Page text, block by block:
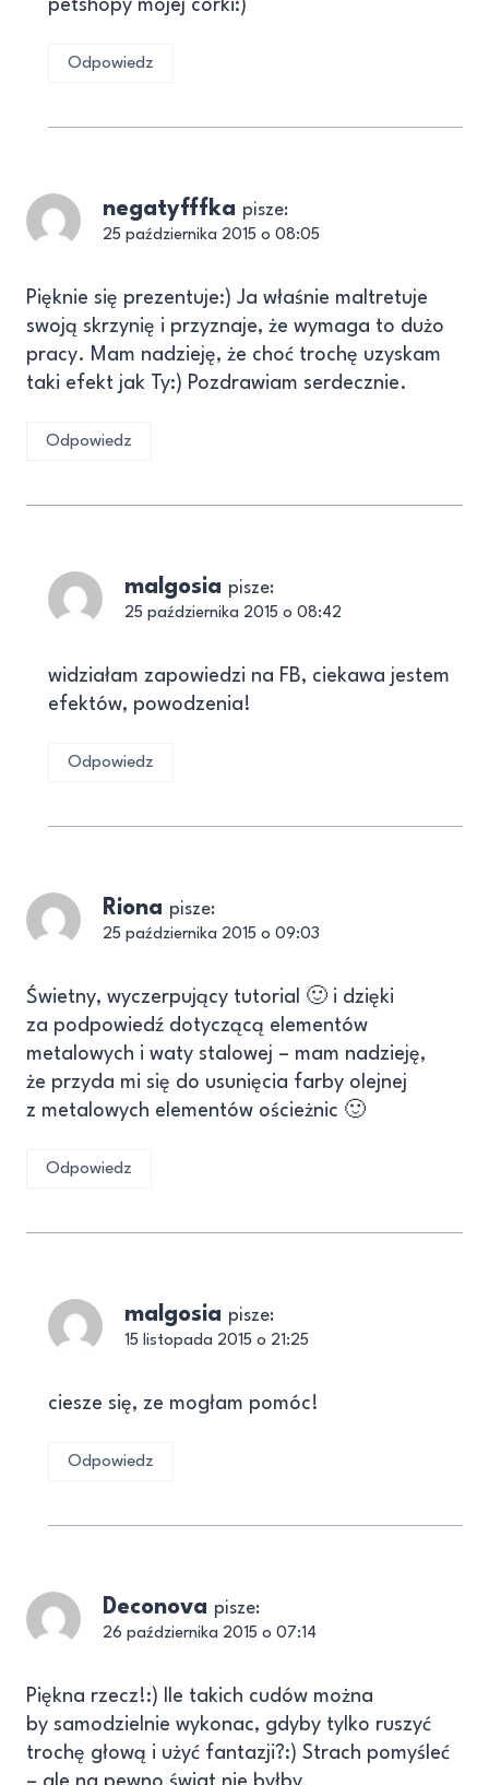
petshopy mojej córki:)
Odpowiedz
negatyfffka pisze:
25 października 2015 o 08:05
Pięknie się prezentuje:) Ja właśnie maltretuje
swoją skrzynię i przyznaje, że wymaga to dużo
pracy. Mam nadzieję, że choć trochę uzyskam
taki efekt jak Ty:) Pozdrawiam serdecznie.
Odpowiedz
malgosia pisze:
25 października 2015 o 08:42
widziałam zapowiedzi na FB, ciekawa jestem
efektów, powodzenia!
Odpowiedz
Riona pisze:
25 października 2015 o 09:03
Świetny, wyczerpujący tutorial 🙂 i dzięki
za podpowiedź dotyczącą elementów
metalowych i waty stalowej – mam nadzieję,
że przyda mi się do usunięcia farby olejnej
z metalowych elementów ościeżnic 🙂
Odpowiedz
malgosia pisze:
15 listopada 2015 o 21:25
ciesze się, ze mogłam pomóc!
Odpowiedz
Deconova pisze:
26 października 2015 o 07:14
Piękna rzecz!:) Ile takich cudów można
by samodzielnie wykonac, gdyby tylko ruszyć
trochę głową i użyć fantazji?:) Strach pomyśleć